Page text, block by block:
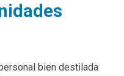
bien destilada